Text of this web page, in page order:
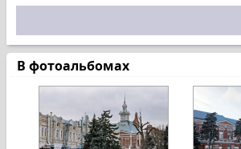
В фотоальбомах